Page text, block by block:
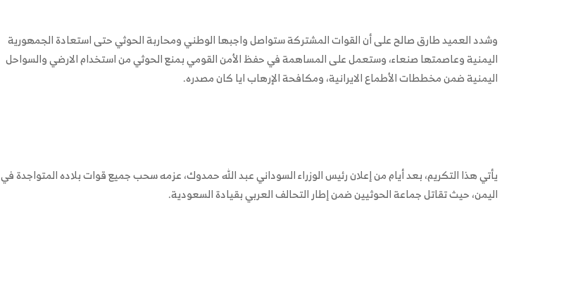
وشدد العميد طارق صالح على أن القوات المشتركة ستواصل واجبها الوطني ومحاربة الحوثي حتى استعادة الجمهورية
اليمنية وعاصمتها صنعاء، وستعمل على المساهمة في حفظ الأمن القومي بمنع الحوثي من استخدام الارضي والسواحل
اليمنية ضمن مخططات الأطماع الايرانية، ومكافحة الإرهاب ايا كان مصدره.
يأتي هذا التكريم، بعد أيام من إعلان رئيس الوزراء السوداني عبد الله حمدوك، عزمه سحب جميع قوات بلاده المتواجدة في
اليمن، حيث تقاتل جماعة الحوثيين ضمن إطار التحالف العربي بقيادة السعودية.